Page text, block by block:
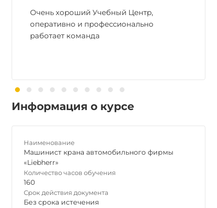
Очень хороший Учебный Центр,
оперативно и профессионально
работает команда
Информация о курсе
Наименование
Машинист крана автомобильного фирмы
«Liebherr»
Количество часов обучения
160
Срок действия документа
Без срока истечения